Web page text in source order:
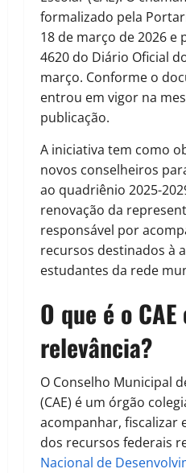
formalizado pela
18 de março de 2026 e
4620 do Diário Oficial
março. Conforme o
entrou em vigor na
publicação.
A iniciativa tem como
novos conselheiros
ao quadriênio 2025-
renovação da
responsável por
recursos destinados à
estudantes da rede
O que é o
relevância?
O Conselho Municipal
(CAE) é um órgão
acompanhar, fiscalizar
dos recursos federais
Nacional de